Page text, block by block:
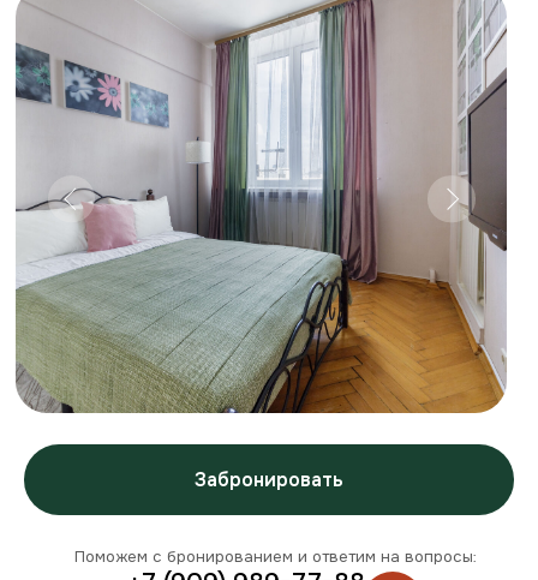
Забронировать
Поможем с бронированием и ответим на вопросы:
+7 (909) 989-77-88
+7 (495) 212-09-09
Условия проживания
Заезд: 14:00
Депозит: 3000р./5000р. в зависимости от квартиры
(может быть повышен в праздничные дни)
Можно с детьми: да
Можно с питомцем: нет
Разрешены вечеринки: нет